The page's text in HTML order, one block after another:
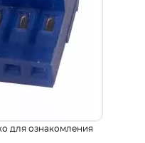
для ознакомления